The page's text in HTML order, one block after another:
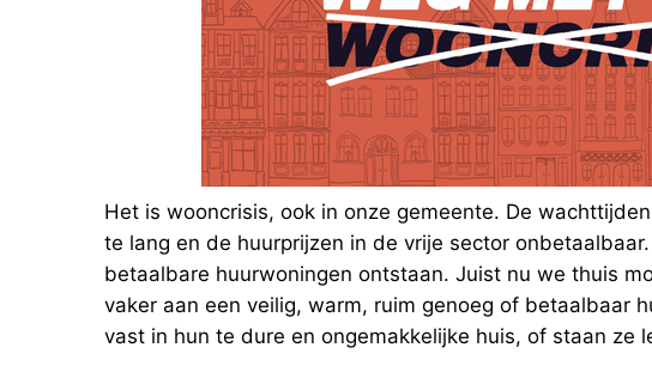
Het is wooncrisis, ook in onze gemeente. De
te lang en de huurprijzen in de vrije sector
betaalbare huurwoningen ontstaan. Juist nu we thuis
vaker aan een veilig, warm, ruim genoeg of betaalbaar
vast in hun te dure en ongemakkelijke huis, of staan ze